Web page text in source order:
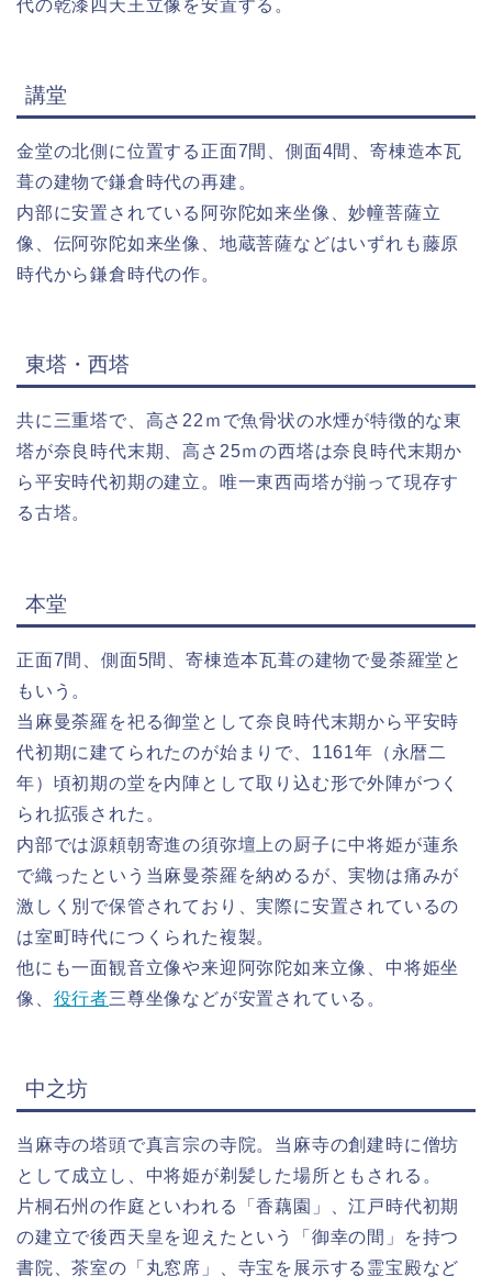
代の乾漆四天王立像を安置する。
講堂
金堂の北側に位置する正面7間、側面4間、寄棟造本瓦
葺の建物で鎌倉時代の再建。
内部に安置されている阿弥陀如来坐像、妙幢菩薩立
像、伝阿弥陀如来坐像、地蔵菩薩などはいずれも藤原
時代から鎌倉時代の作。
東塔・西塔
共に三重塔で、高さ22ｍで魚骨状の水煙が特徴的な東
塔が奈良時代末期、高さ25ｍの西塔は奈良時代末期か
ら平安時代初期の建立。唯一東西両塔が揃って現存す
る古塔。
本堂
正面7間、側面5間、寄棟造本瓦葺の建物で曼荼羅堂と
もいう。
当麻曼荼羅を祀る御堂として奈良時代末期から平安時
代初期に建てられたのが始まりで、1161年（永暦二
年）頃初期の堂を内陣として取り込む形で外陣がつく
られ拡張された。
内部では源頼朝寄進の須弥壇上の厨子に中将姫が蓮糸
で織ったという当麻曼荼羅を納めるが、実物は痛みが
激しく別で保管されており、実際に安置されているの
は室町時代につくられた複製。
他にも一面観音立像や来迎阿弥陀如来立像、中将姫坐
像、 役行者三尊坐像などが安置されている。
中之坊
当麻寺の塔頭で真言宗の寺院。当麻寺の創建時に僧坊
として成立し、中将姫が剃髪した場所ともされる。
片桐石州の作庭といわれる「香藕園」、江戸時代初期
の建立で後西天皇を迎えたという「御幸の間」を持つ
書院、茶室の「丸窓席」、寺宝を展示する霊宝殿など